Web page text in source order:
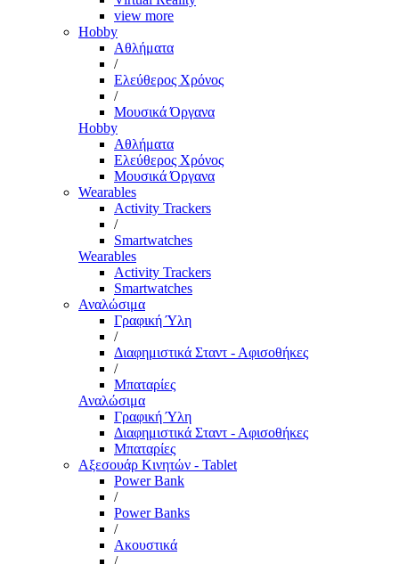
view more
Hobby
Αθλήματα
/
Ελεύθερος Χρόνος
/
Μουσικά Όργανα
Hobby
Αθλήματα
Ελεύθερος Χρόνος
Μουσικά Όργανα
Wearables
Activity Trackers
/
Smartwatches
Wearables
Activity Trackers
Smartwatches
Αναλώσιμα
Γραφική Ύλη
/
Διαφημιστικά Σταντ - Αφισοθήκες
/
Μπαταρίες
Αναλώσιμα
Γραφική Ύλη
Διαφημιστικά Σταντ - Αφισοθήκες
Μπαταρίες
Αξεσουάρ Κινητών - Tablet
Power Bank
/
Power Banks
/
Ακουστικά
/